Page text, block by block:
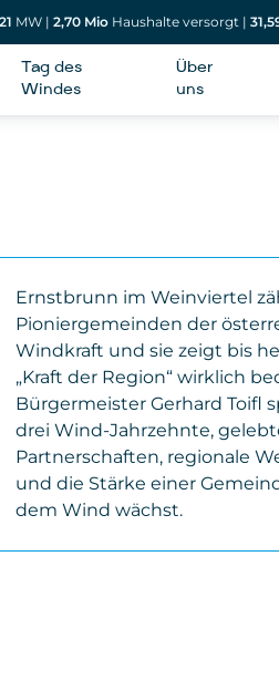
MW | 2,70 Mio Haushalte versorgt |
Tag des
Windes
Über
uns
Ernstbrunn im Weinviertel
Pioniergemeinden der
Windkraft und sie zeigt bis
„Kraft der Region“ wirklich
Bürgermeister Gerhard Toifl
drei Wind-Jahrzehnte,
Partnerschaften, regionale
und die Stärke einer
dem Wind wächst.